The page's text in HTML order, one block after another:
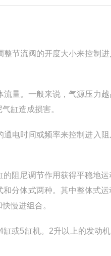
节流阀的开度大小来控制
量。一般来说，气源压力
缸造成损害。
电时间或频率来控制进入
阻尼调节作用获得平稳地
和分体式两种。其中整体
慢进组合。
或5缸机。2升以上的发动